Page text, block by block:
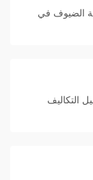
الضيوف في
التكاليف